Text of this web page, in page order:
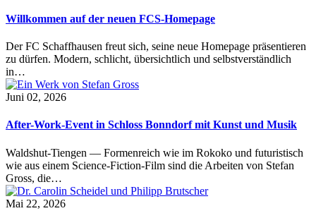
Willkommen auf der neuen FCS-Homepage
Der FC Schaffhausen freut sich, seine neue Homepage präsentieren
zu dürfen. Modern, schlicht, übersichtlich und selbstverständlich
in…
Juni 02, 2026
After-Work-Event in Schloss Bonndorf mit Kunst und Musik
Waldshut-Tiengen — Formenreich wie im Rokoko und futuristisch
wie aus einem Science-Fiction-Film sind die Arbeiten von Stefan
Gross, die…
Mai 22, 2026